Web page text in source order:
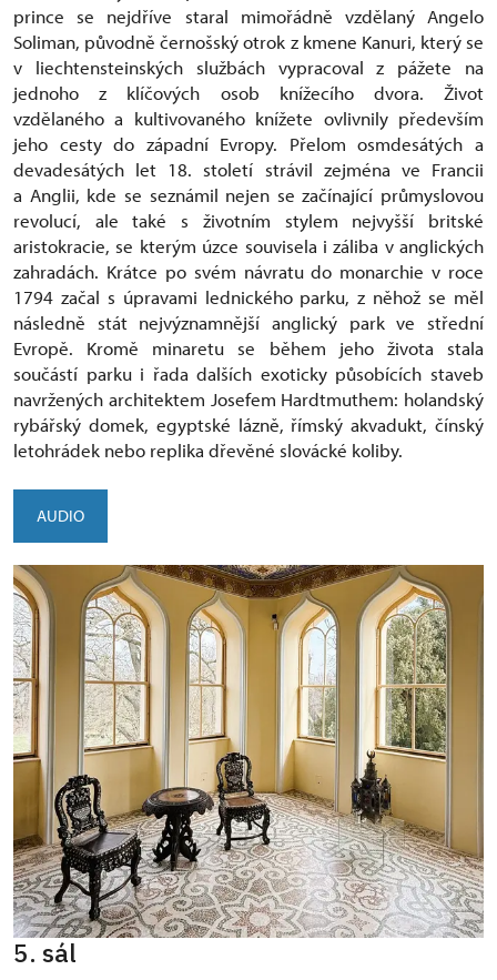
prince se nejdříve staral mimořádně vzdělaný Angelo
Soliman, původně černošský otrok z kmene Kanuri, který se
v liechtensteinských službách vypracoval z pážete na
jednoho z klíčových osob knížecího dvora. Život
vzdělaného a kultivovaného knížete ovlivnily především
jeho cesty do západní Evropy. Přelom osmdesátých a
devadesátých let 18. století strávil zejména ve Francii
a Anglii, kde se seznámil nejen se začínající průmyslovou
revolucí, ale také s životním stylem nejvyšší britské
aristokracie, se kterým úzce souvisela i záliba v anglických
zahradách. Krátce po svém návratu do monarchie v roce
1794 začal s úpravami lednického parku, z něhož se měl
následně stát nejvýznamnější anglický park ve střední
Evropě. Kromě minaretu se během jeho života stala
součástí parku i řada dalších exoticky působících staveb
navržených architektem Josefem Hardtmuthem: holandský
rybářský domek, egyptské lázně, římský akvadukt, čínský
letohrádek nebo replika dřevěné slovácké koliby.
AUDIO
5. sál